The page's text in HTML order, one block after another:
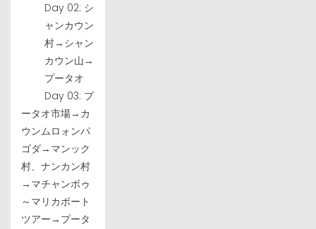
Day 02: シ
ャンカウン
村→シャン
カウン山→
プータオ
Day 03: プ
ータオ市場→カ
ウンムロォンパ
ゴダ→マンック
村、ナンカン村
→マチャンボゥ
～マリカボート
ツアー→プータ